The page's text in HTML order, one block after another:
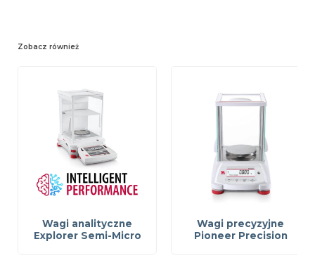
Zobacz również
Wagi analityczne
Explorer Semi-Micro
Wagi precyzyjne
Pioneer Precision